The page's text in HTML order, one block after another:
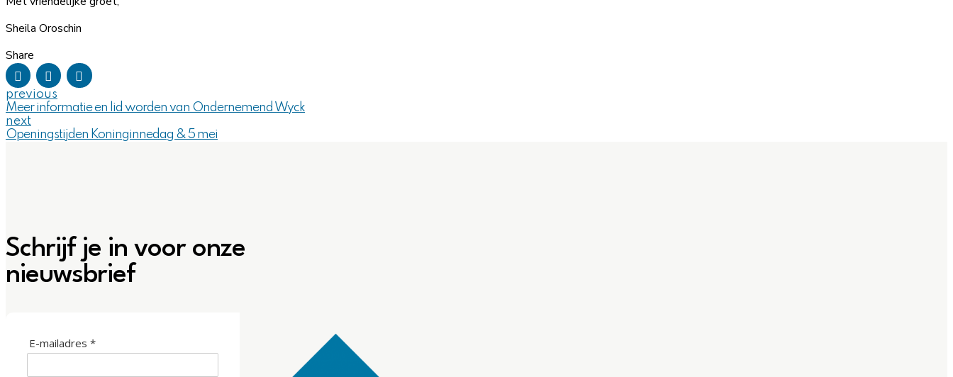
Sheila Oroschin
Share
previous
Meer informatie en lid worden van Ondernemend Wyck
next
Openingstijden Koninginnedag & 5 mei
Schrijf je in voor onze
nieuwsbrief
E-mailadres *